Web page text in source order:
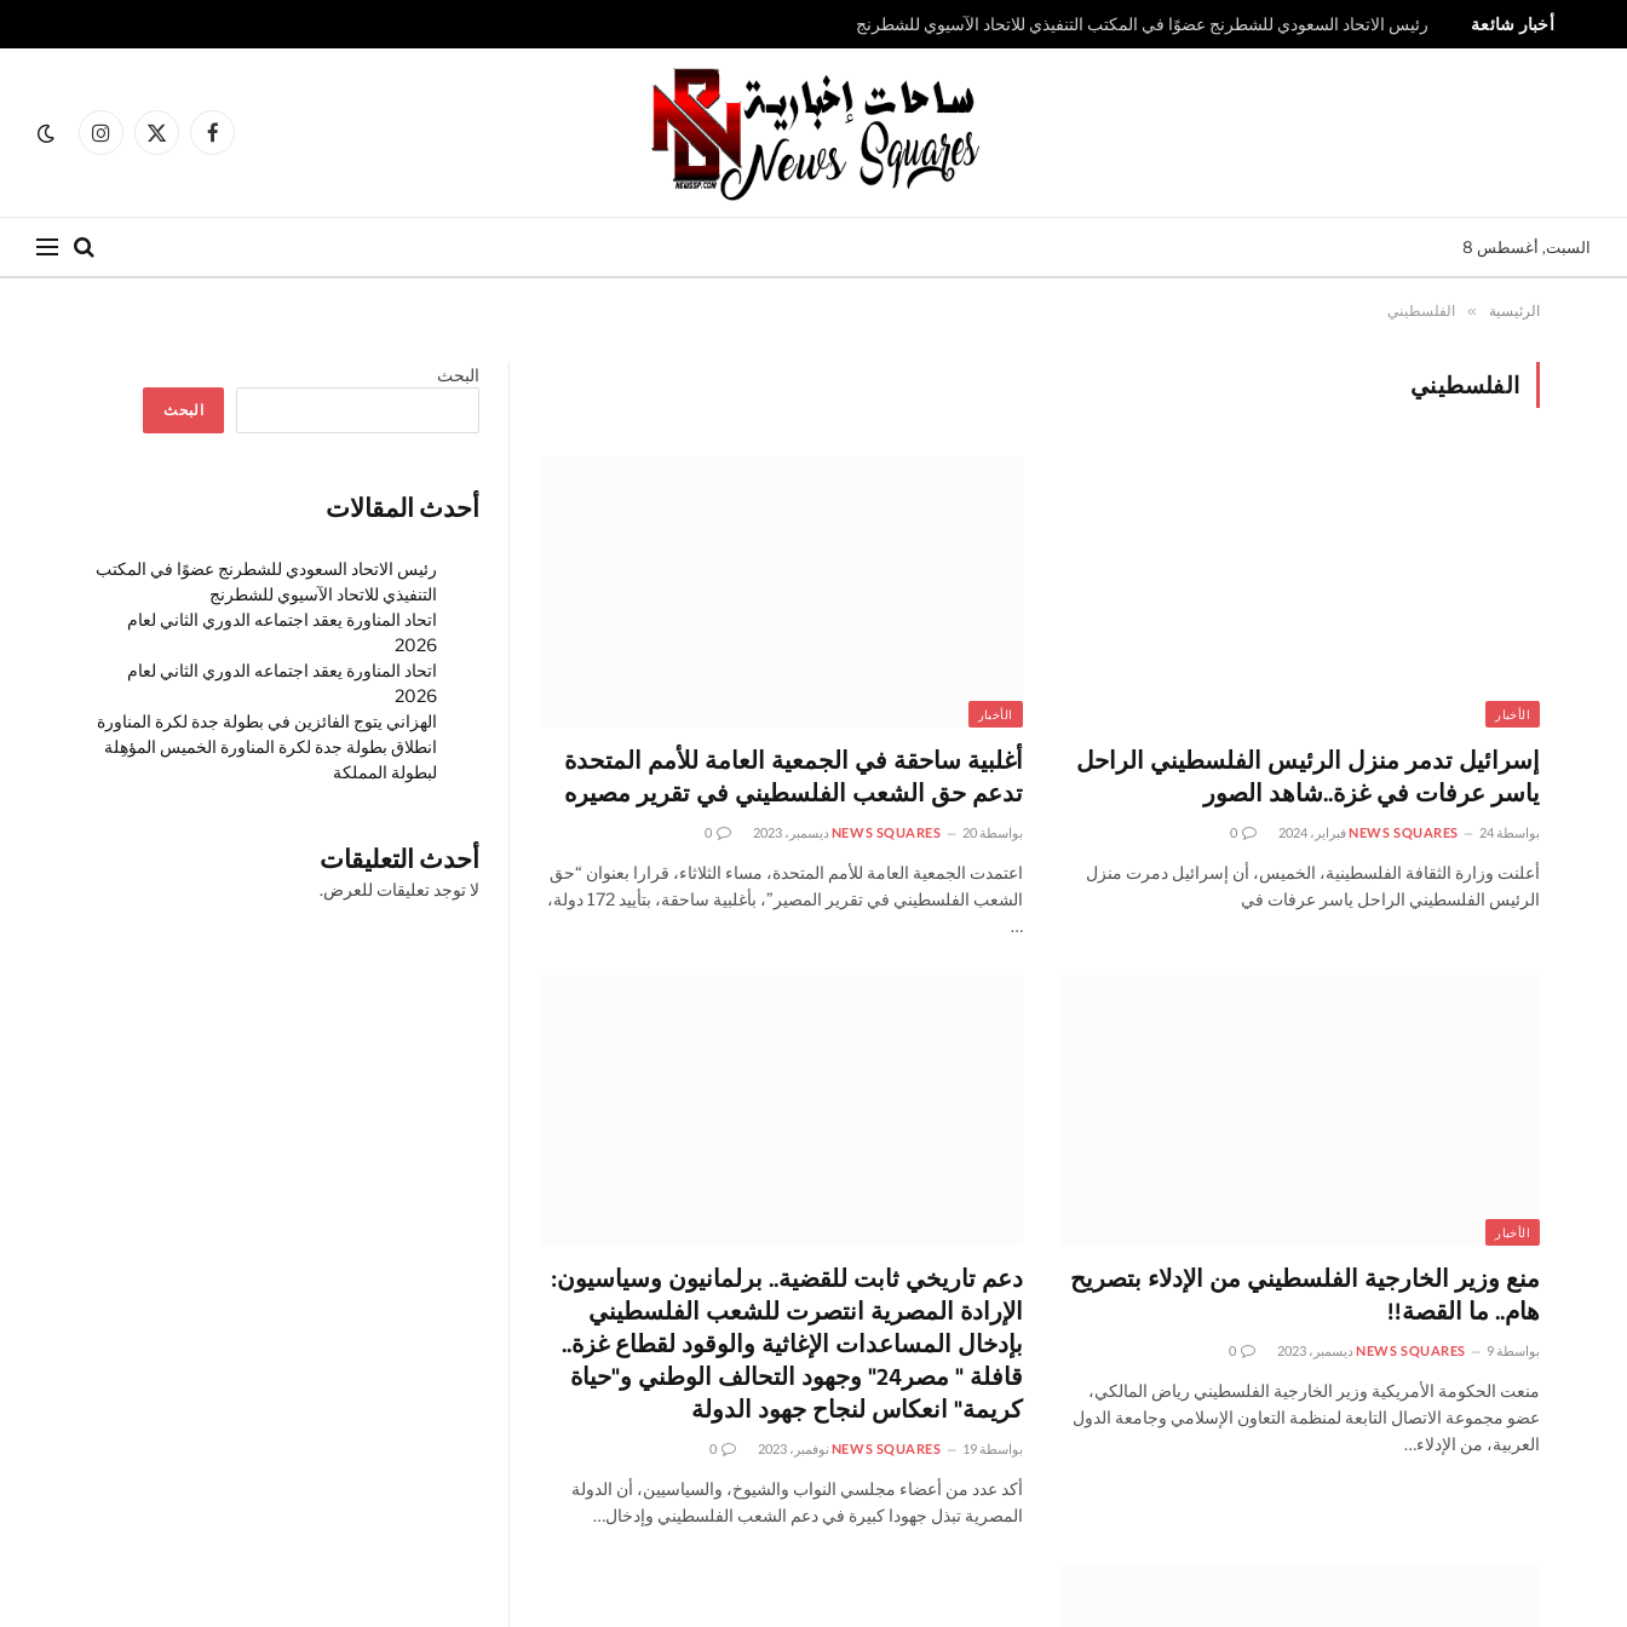
أخبار شائعة رئيس الاتحاد السعودي للشطرنج عضوًا في المكتب التنفيذي للاتحاد الآسيوي للشطرنج
فيسبوكX
الانستغرام
السبت, أغسطس 8
الرئيسية » الفلسطيني
الفلسطيني
الأخبار
إسرائيل تدمر منزل الرئيس الفلسطيني الراحل
ياسر عرفات في غزة..شاهد الصور
بواسطة NEWS SQUARES 24 فبراير، 2024 0
أعلنت وزارة الثقافة الفلسطينية، الخميس، أن إسرائيل دمرت منزل
الرئيس الفلسطيني الراحل ياسر عرفات في
الأخبار
أغلبية ساحقة في الجمعية العامة للأمم المتحدة
تدعم حق الشعب الفلسطيني في تقرير مصيره
بواسطة NEWS SQUARES 20 ديسمبر، 2023 0
اعتمدت الجمعية العامة للأمم المتحدة، مساء الثلاثاء، قرارا بعنوان “حق
الشعب الفلسطيني في تقرير المصير”، بأغلبية ساحقة، بتأييد 172 دولة،
…
الأخبار
منع وزير الخارجية الفلسطيني من الإدلاء بتصريح
هام.. ما القصة!!
بواسطة NEWS SQUARES 9 ديسمبر، 2023 0
منعت الحكومة الأمريكية وزير الخارجية الفلسطيني رياض المالكي،
عضو مجموعة الاتصال التابعة لمنظمة التعاون الإسلامي وجامعة الدول
العربية، من الإدلاء…
دعم تاريخي ثابت للقضية.. برلمانيون وسياسيون:
الإرادة المصرية انتصرت للشعب الفلسطيني
بإدخال المساعدات الإغاثية والوقود لقطاع غزة..
قافلة " مصر24" وجهود التحالف الوطني و"حياة
كريمة" انعكاس لنجاح جهود الدولة
بواسطة NEWS SQUARES 19 نوفمبر، 2023 0
أكد عدد من أعضاء مجلسي النواب والشيوخ، والسياسيين، أن الدولة
المصرية تبذل جهودا كبيرة في دعم الشعب الفلسطيني وإدخال…
البحث
البحث
أحدث المقالات
رئيس الاتحاد السعودي للشطرنج عضوًا في المكتب
التنفيذي للاتحاد الآسيوي للشطرنج
اتحاد المناورة يعقد اجتماعه الدوري الثاني لعام
2026
اتحاد المناورة يعقد اجتماعه الدوري الثاني لعام
2026
الهزاني يتوج الفائزين في بطولة جدة لكرة المناورة
انطلاق بطولة جدة لكرة المناورة الخميس المؤهِلة
لبطولة المملكة
أحدث التعليقات
لا توجد تعليقات للعرض.